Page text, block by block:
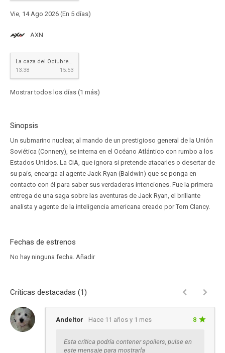
Vie, 14 Ago 2026 (En 5 días)
AXN
La caza del Octubre rojo
13:38
15:53
Mostrar todos los días (1 más)
Sinopsis
Un submarino nuclear, al mando de un prestigioso general de la Unión
Soviética (Connery), se interna en el Océano Atlántico con rumbo a los
Estados Unidos. La CIA, que ignora si pretende atacarles o desertar de
su país, encarga al agente Jack Ryan (Baldwin) que se ponga en
contacto con él para saber sus verdaderas intenciones. Fue la primera
entrega de una saga sobre las aventuras de Jack Ryan, el brillante
analista y agente de la inteligencia americana creado por Tom Clancy.
Fechas de estrenos
No hay ninguna fecha. Añadir
Críticas destacadas (1)
Andeltor Hace 11 años y 1 mes 8
Esta crítica podría contener spoilers, pulse en
este mensaje para mostrarla